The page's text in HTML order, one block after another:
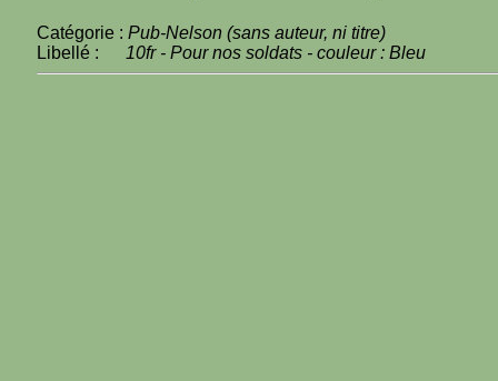
Catégorie : Pub-Nelson (sans auteur, ni titre)
Libellé : 10fr - Pour nos soldats - couleur : Bleu